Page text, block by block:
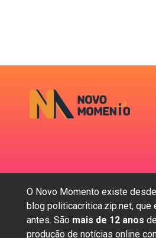
O Novo Momento existe
blog politicacritica.zip.net, que
antes. São mais de 12 anos
produção de notícias online